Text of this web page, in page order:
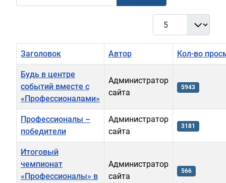
Кол-во строк:
Заголовок Автор Кол-во
Будь в центре
событий вместе с
«Профессионалами»
Администратор
сайта
5943
Профессионалы –
победители
Администратор
сайта
3181
Итоговый
чемпионат
«Профессионалы» в
Администратор
сайта
566